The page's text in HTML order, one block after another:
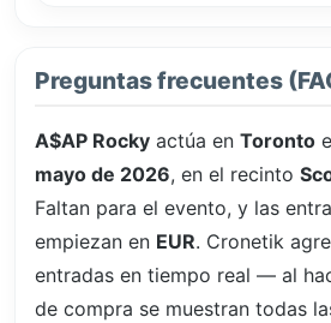
Preguntas frecuentes
A$AP Rocky actúa en Toronto
mayo de 2026, en el recinto
Faltan para el evento, y las
empiezan en EUR. Cronetik
entradas en tiempo real — al
de compra se muestran todas